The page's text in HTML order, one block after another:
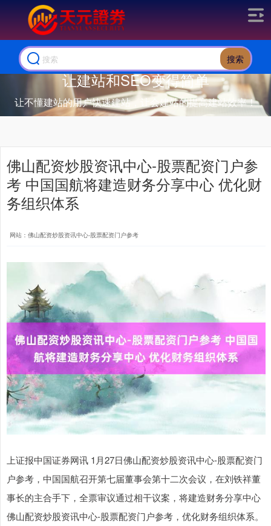
搜索
让建站和SEO变得简单
让不懂建站的用户快速建站，让会建站的提高建站效率！
佛山配资炒股资讯中心-股票配资门户参
考 中国国航将建造财务分享中心 优化财
务组织体系
网站：佛山配资炒股资讯中心-股票配资门户参考
上证报中国证券网讯 1月27日佛山配资炒股资讯中心-股票配资门
户参考，中国国航召开第七届董事会第十二次会议，在刘铁祥董
事长的主合手下，全票审议通过相干议案，将建造财务分享中心
佛山配资炒股资讯中心-股票配资门户参考，优化财务组织体系。